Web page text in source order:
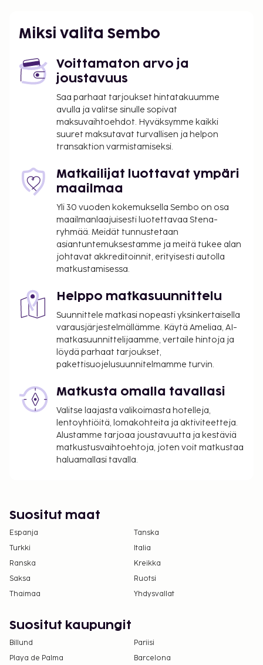
lentoasema) - 55 km / 34,2 mi
kansainvälinen lentoasema) - 93,3 km / 57,9 mi
Käytössäsi on kuivapesula-/pesulapalvelut ja ympäri
vuorokauden auki oleva vastaanotto. Palveluihin
kuuluu ilmainen pysäköinti. Hyödynnä ulkouima-
allas, terassi ja puutarha.
Miksi valita Sembo
Voittamaton arvo ja
joustavuus
Saa parhaat tarjoukset hintatakuumme
avulla ja valitse sinulle sopivat
maksuvaihtoehdot. Hyväksymme kaikki
suuret maksutavat turvallisen ja helpon
transaktion varmistamiseksi.
Matkailijat luottavat ympäri
maailmaa
Yli 30 vuoden kokemuksella Sembo on osa
maailmanlaajuisesti luotettavaa Stena-
ryhmää. Meidät tunnustetaan
asiantuntemuksestamme ja meitä tukee alan
johtavat akkreditoinnit, erityisesti autolla
matkustamisessa.
Helppo matkasuunnittelu
Suunnittele matkasi nopeasti yksinkertaisella
varausjärjestelmällämme. Käytä Ameliaa, AI-
matkasuunnittelijaamme, vertaile hintoja ja
löydä parhaat tarjoukset,
pakettisuojelusuunnitelmamme turvin.
Matkusta omalla tavallasi
Valitse laajasta valikoimasta hotelleja,
lentoyhtiöitä, lomakohteita ja aktiviteetteja.
Alustamme tarjoaa joustavuutta ja kestäviä
matkustusvaihtoehtoja, joten voit matkustaa
haluamallasi tavalla.
Suositut maat
Espanja
Tanska
Turkki
Italia
Ranska
Kreikka
Saksa
Ruotsi
Thaimaa
Yhdysvallat
Suositut kaupungit
Billund
Pariisi
Playa de Palma
Barcelona